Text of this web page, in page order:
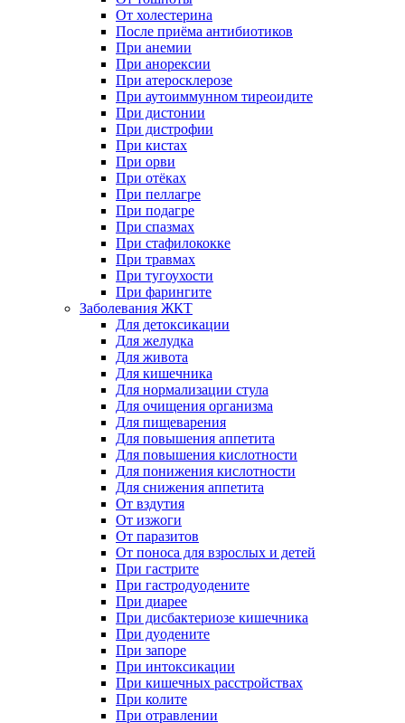
От холестерина
После приёма антибиотиков
При анемии
При анорексии
При атеросклерозе
При аутоиммунном тиреоидите
При дистонии
При дистрофии
При кистах
При орви
При отёках
При пеллагре
При подагре
При спазмах
При стафилококке
При травмах
При тугоухости
При фарингите
Заболевания ЖКТ
Для детоксикации
Для желудка
Для живота
Для кишечника
Для нормализации стула
Для очищения организма
Для пищеварения
Для повышения аппетита
Для повышения кислотности
Для понижения кислотности
Для снижения аппетита
От вздутия
От изжоги
От паразитов
От поноса для взрослых и детей
При гастрите
При гастродуодените
При диарее
При дисбактериозе кишечника
При дуодените
При запоре
При интоксикации
При кишечных расстройствах
При колите
При отравлении